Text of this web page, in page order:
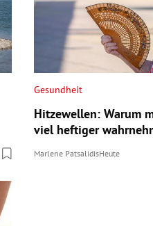
Gesundheit
Hitzewellen: Warum
viel heftiger
Marlene PatsalidisHeute